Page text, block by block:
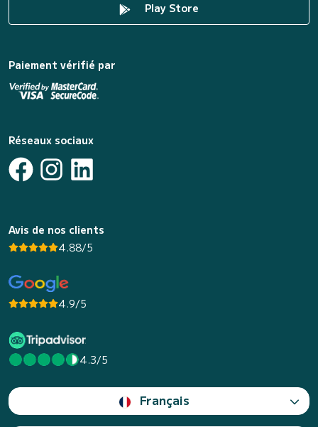
Play Store
Paiement vérifié par
Réseaux sociaux
Avis de nos clients
4.88/5
4.9/5
4.3/5
Français